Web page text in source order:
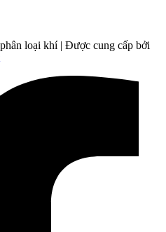
loại khí | Được cung cấp bởi